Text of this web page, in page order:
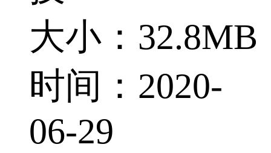
大小：32.8MB
时间：2020-
06-29